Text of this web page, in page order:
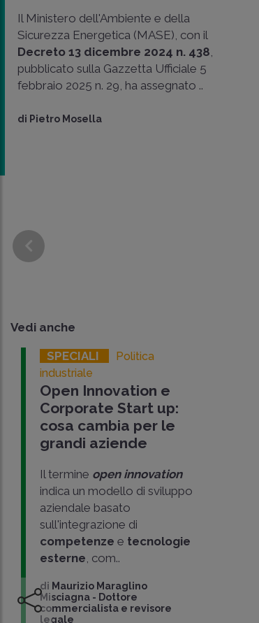
Il Ministero dell'Ambiente e della
Sicurezza Energetica (MASE), con il
Decreto 13 dicembre 2024 n. 438
pubblicato sulla Gazzetta Ufficiale 5
febbraio 2025 n. 29, ha assegnato ..
di Pietro Mosella
Vedi anche
SPECIALI
Politica
industriale
Open Innovation e
Corporate Start up:
cosa cambia per le
grandi aziende
Il termine open innovation
indica un modello di sviluppo
aziendale basato
sull'integrazione di
competenze e tecnologie
esterne , com..
di Maurizio Maraglino
Misciagna - Dottore
commercialista e revisore
legale